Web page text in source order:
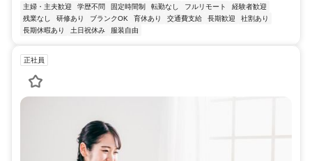
主婦・主夫歓迎 学歴不問 固定時間制 転勤なし フルリモート
経験者歓迎
残業なし
研修あり ブランクOK 育休あり 交通費支給 長期歓迎
社割あり
長期休暇あり
土日祝休み 服装自由
正社員